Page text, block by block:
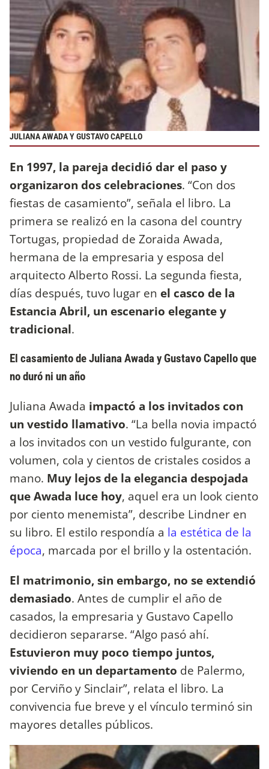
JULIANA AWADA Y GUSTAVO CAPELLO
En 1997, la pareja decidió dar el paso y
organizaron dos celebraciones. “Con dos
fiestas de casamiento”, señala el libro. La
primera se realizó en la casona del country
Tortugas, propiedad de Zoraida Awada,
hermana de la empresaria y esposa del
arquitecto Alberto Rossi. La segunda fiesta,
días después, tuvo lugar en el casco de la
Estancia Abril, un escenario elegante y
tradicional.
El casamiento de Juliana Awada y Gustavo Capello que
no duró ni un año
Juliana Awada impactó a los invitados con
un vestido llamativo. “La bella novia impactó
a los invitados con un vestido fulgurante, con
volumen, cola y cientos de cristales cosidos a
mano. Muy lejos de la elegancia despojada
que Awada luce hoy, aquel era un look ciento
por ciento menemista”, describe Lindner en
su libro. El estilo respondía a la estética de la
época, marcada por el brillo y la ostentación.
El matrimonio, sin embargo, no se extendió
demasiado. Antes de cumplir el año de
casados, la empresaria y Gustavo Capello
decidieron separarse. “Algo pasó ahí.
Estuvieron muy poco tiempo juntos,
viviendo en un departamento de Palermo,
por Cerviño y Sinclair”, relata el libro. La
convivencia fue breve y el vínculo terminó sin
mayores detalles públicos.